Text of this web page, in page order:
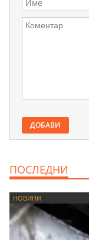
ДОБАВИ
ПОСЛЕДНИ
НОВИНИ